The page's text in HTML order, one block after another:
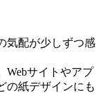
気配が少しずつ感
Webサイトやアプ
の紙デザインにも